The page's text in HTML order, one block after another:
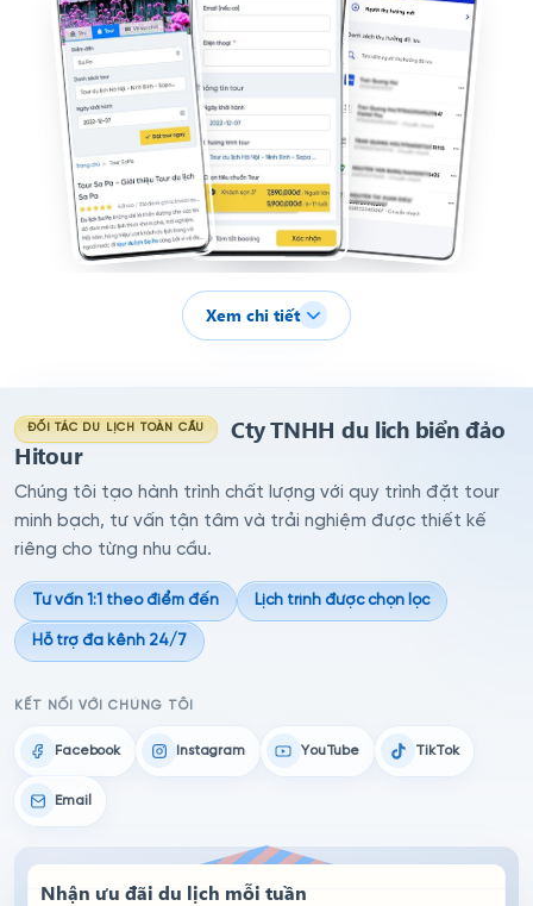
Xem chi tiết
ĐỐI TÁC DU LỊCH TOÀN CẦU
Cty TNHH du lich biển đảo
Hitour
Chúng tôi tạo hành trình chất lượng với quy trình đặt tour
minh bạch, tư vấn tận tâm và trải nghiệm được thiết kế
riêng cho từng nhu cầu.
Tư vấn 1:1 theo điểm đến Lịch trình được chọn lọc
Hỗ trợ đa kênh 24/7
KẾT NỐI VỚI CHÚNG TÔI
Facebook Instagram YouTube TikTok
Email
Nhận ưu đãi du lịch mỗi tuần